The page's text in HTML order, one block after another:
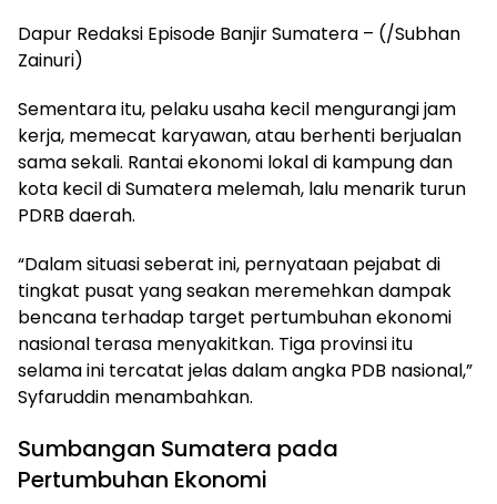
Dapur Redaksi Episode Banjir Sumatera – (/Subhan
Zainuri)
Sementara itu, pelaku usaha kecil mengurangi jam
kerja, memecat karyawan, atau berhenti berjualan
sama sekali. Rantai ekonomi lokal di kampung dan
kota kecil di Sumatera melemah, lalu menarik turun
PDRB daerah.
“Dalam situasi seberat ini, pernyataan pejabat di
tingkat pusat yang seakan meremehkan dampak
bencana terhadap target pertumbuhan ekonomi
nasional terasa menyakitkan. Tiga provinsi itu
selama ini tercatat jelas dalam angka PDB nasional,”
Syfaruddin menambahkan.
Sumbangan Sumatera pada
Pertumbuhan Ekonomi